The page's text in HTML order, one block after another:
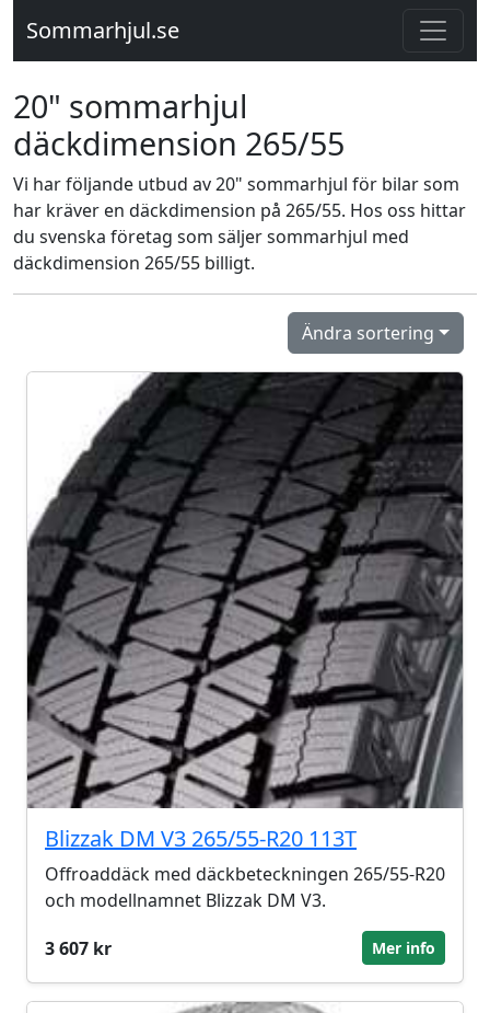
Sommarhjul.se
20" sommarhjul
däckdimension 265/55
Vi har följande utbud av 20" sommarhjul för bilar som
har kräver en däckdimension på 265/55. Hos oss hittar
du svenska företag som säljer sommarhjul med
däckdimension 265/55 billigt.
Ändra sortering
Blizzak DM V3 265/55-R20 113T
Offroaddäck med däckbeteckningen 265/55-R20
och modellnamnet Blizzak DM V3.
3 607 kr
Mer info